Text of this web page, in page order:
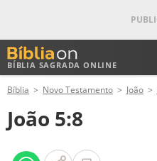
BÍBLIA SAGRADA ONLINE
ANTIGO TESTAMENTO
NOVO TESTAMENTO
Bíblia Novo Testamento João
João 5:8